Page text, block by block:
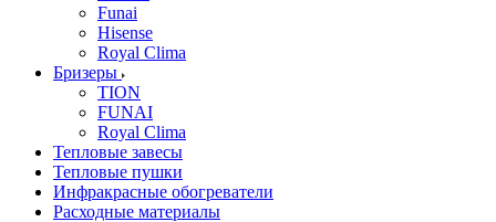
Funai
Hisense
Royal Clima
Бризеры
TION
FUNAI
Royal Clima
Тепловые завесы
Тепловые пушки
Инфракрасные обогреватели
Расходные материалы